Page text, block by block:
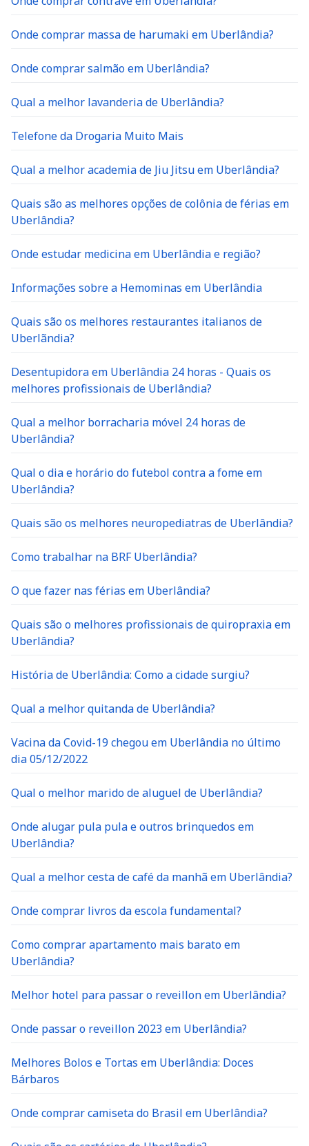
Onde comprar massa de harumaki em Uberlândia?
Onde comprar salmão em Uberlândia?
Qual a melhor lavanderia de Uberlândia?
Telefone da Drogaria Muito Mais
Qual a melhor academia de Jiu Jitsu em Uberlândia?
Quais são as melhores opções de colônia de férias em
Uberlândia?
Onde estudar medicina em Uberlândia e região?
Informações sobre a Hemominas em Uberlândia
Quais são os melhores restaurantes italianos de
Uberlãndia?
Desentupidora em Uberlândia 24 horas - Quais os
melhores profissionais de Uberlândia?
Qual a melhor borracharia móvel 24 horas de
Uberlândia?
Qual o dia e horário do futebol contra a fome em
Uberlândia?
Quais são os melhores neuropediatras de Uberlândia?
Como trabalhar na BRF Uberlândia?
O que fazer nas férias em Uberlândia?
Quais são o melhores profissionais de quiropraxia em
Uberlândia?
História de Uberlândia: Como a cidade surgiu?
Qual a melhor quitanda de Uberlândia?
Vacina da Covid-19 chegou em Uberlândia no último
dia 05/12/2022
Qual o melhor marido de aluguel de Uberlândia?
Onde alugar pula pula e outros brinquedos em
Uberlândia?
Qual a melhor cesta de café da manhã em Uberlândia?
Onde comprar livros da escola fundamental?
Como comprar apartamento mais barato em
Uberlândia?
Melhor hotel para passar o reveillon em Uberlândia?
Onde passar o reveillon 2023 em Uberlândia?
Melhores Bolos e Tortas em Uberlândia: Doces
Bárbaros
Onde comprar camiseta do Brasil em Uberlândia?